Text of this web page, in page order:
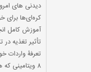
دیدنی های
کره‌ای‌ها برای
آموزش کامل
تأثیر تغذیه
تعرفۀ واردات
8 ویتامینی که هر سالمند برای داشتن پاهای قوی تر به آن نیاز دارد